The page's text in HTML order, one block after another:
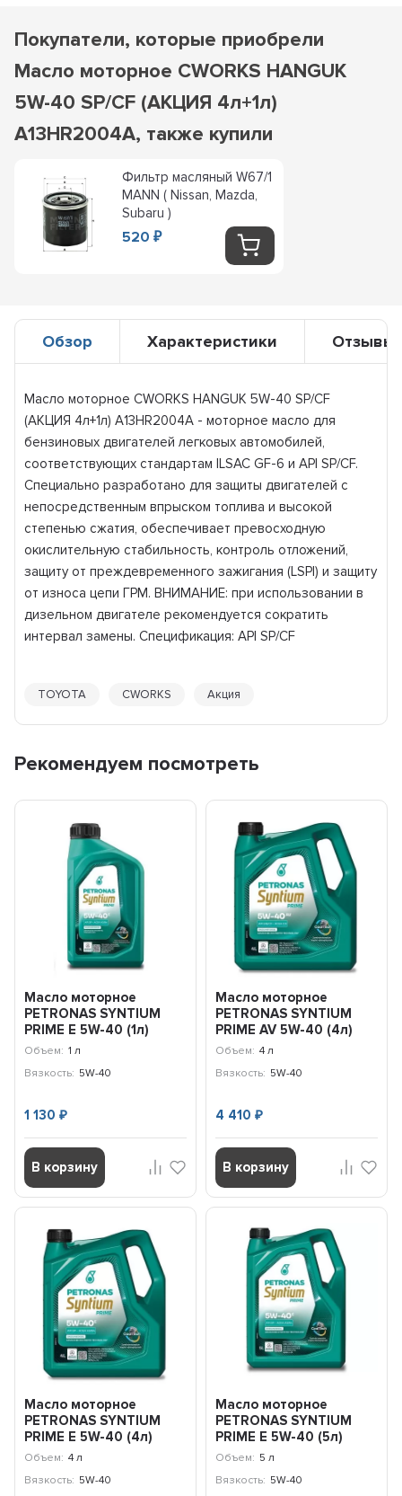
Покупатели, которые приобрели
Масло моторное CWORKS HANGUK
5W-40 SP/CF (АКЦИЯ 4л+1л)
A13HR2004A, также купили
Фильтр масляный W67/1
MANN ( Nissan, Mazda,
Subaru )
520₽
Обзор Характеристики Отзывы
Масло моторное CWORKS HANGUK 5W-40 SP/CF
(АКЦИЯ 4л+1л) A13HR2004A - моторное масло для
бензиновых двигателей легковых автомобилей,
соответствующих стандартам ILSAC GF-6 и API SP/CF.
Специально разработано для защиты двигателей с
непосредственным впрыском топлива и высокой
степенью сжатия, обеспечивает превосходную
окислительную стабильность, контроль отложений,
защиту от преждевременного зажигания (LSPI) и защиту
от износа цепи ГРМ. ВНИМАНИЕ: при использовании в
дизельном двигателе рекомендуется сократить
интервал замены. Спецификация: API SP/CF
TOYOTA CWORKS Акция
Рекомендуем посмотреть
Масло моторное
PETRONAS SYNTIUM
PRIME E 5W-40 (1л)
71243E18EU
Объем: 1 л
Вязкость: 5W-40
1 130₽
В корзину
Масло моторное
PETRONAS SYNTIUM
PRIME AV 5W-40 (4л)
71242K1YEU
Объем: 4 л
Вязкость: 5W-40
4 410 ₽
В корзину
Масло моторное
PETRONAS SYNTIUM
PRIME E 5W-40 (4л)
71243K1YEU
Объем: 4 л
Вязкость: 5W-40
Масло моторное
PETRONAS SYNTIUM
PRIME E 5W-40 (5л)
71243M12EU
Объем: 5 л
Вязкость: 5W-40